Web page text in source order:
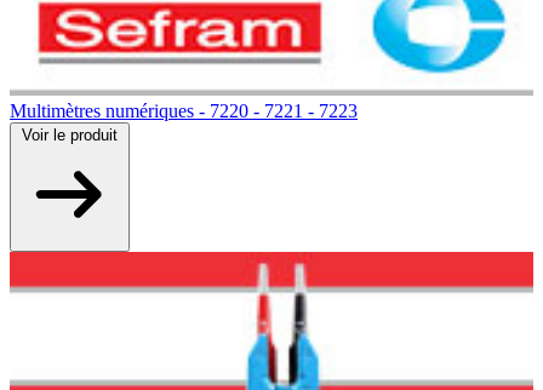
Multimètres numériques - 7220 - 7221 - 7223
Voir le produit